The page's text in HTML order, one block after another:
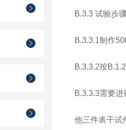
B.3.3 试验步
B.3.3.1制作
B.3.3.2按
B.3.3.3需要
他三件表干试